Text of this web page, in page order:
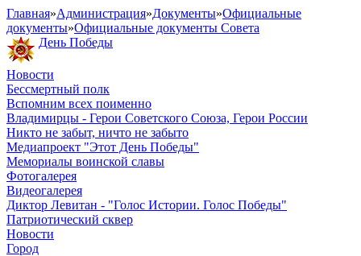
Главная»Администрация»Документы»Официальные
документы»Официальные документы Совета
День Победы
Новости
Бессмертный полк
Вспомним всех поименно
Владимирцы - Герои Советского Союза, Герои России
Никто не забыт, ничто не забыто
Медиапроект "Этот День Победы"
Мемориалы воинской славы
Фотогалерея
Видеогалерея
Диктор Левитан - "Голос Истории. Голос Победы"
Патриотический сквер
Новости
Город